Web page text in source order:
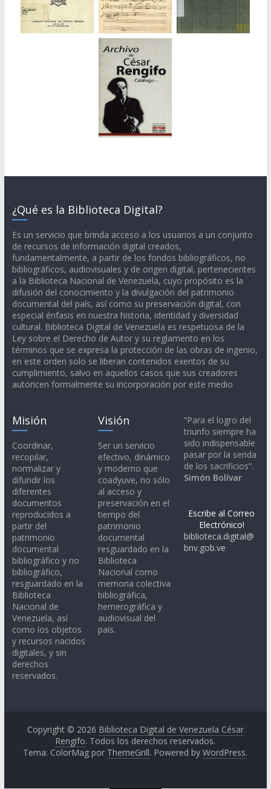
¿Qué es la Biblioteca Digital?
Es un servicio que brinda acceso a los usuarios a un conjunto
de recursos de información digital creados,
fundamentalmente, a partir de los fondos bibliográficos, no
bibliográficos, audiovisuales y de origen digital, pertenecientes
a la Biblioteca Nacional de Venezuela, cuyo propósito es la
difusión del conocimiento y la divulgación del patrimonio
documental del país, así como su preservación digital, con
especial énfasis en nuestra historia, identidad y diversidad
cultural. Biblioteca Digital de Venezuela es respetuosa de la
Ley sobre el Derecho de Autor y su reglamento en los
términos que se expresa la protección de las obras de ingenio,
en este orden solo se liberan contenidos exentos de su
cumplimiento, salvo en aquellos casos que sus creadores
autoricen formalmente su incorporación por este medio
Misión
Coordinar,
recopilar,
normalizar y
difundir los
diferentes
documentos
reproducidos a
partir del
patrimonio
documental
bibliográfico y no
bibliográfico,
resguardado en la
Biblioteca
Nacional de
Venezuela, así
como los objetos
y recursos nacidos
digitales, y sin
derechos
reservados.
Visión
Ser un servicio
efectivo, dinámico
y moderno que
coadyuve, no sólo
al acceso y
preservación en el
tiempo del
patrimonio
documental
resguardado en la
Biblioteca
Nacional como
memoria colectiva
bibliográfica,
hemerográfica y
audiovisual del
país.
“Para el logro del
triunfo siempre ha
sido indispensable
pasar por la senda
de los sacrificios”.
Simón Bolívar
Escribe al Correo
Electrónico!
biblioteca.digital@
bnv.gob.ve
Copyright © 2026 Biblioteca Digital de Venezuela César
Rengifo. Todos los derechos reservados.
Tema: ColorMag por ThemeGrill. Powered byWordPress.